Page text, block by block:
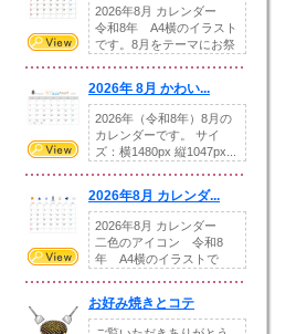
2026年8月 カレンダー
令和8年 A4横のイラスト
です。8月をテーマにお祭
2026年 8月 かわい...
2026年（令和8年）8月の
カレンダーです。 サイ
ズ：横1480px 縦1047px...
2026年8月 カレンダ...
2026年8月 カレンダー
二色のアイコン 令和8
年 A4横のイラストで
お好み焼きとコテ